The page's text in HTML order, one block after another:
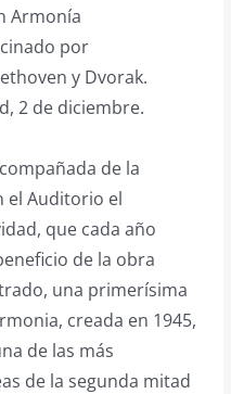
Armonía
por
y Dvorak.
2 de diciembre.
de la
el Auditorio el
que cada año
de la obra
una primerísima
creada en 1945,
de las más
de la segunda mitad